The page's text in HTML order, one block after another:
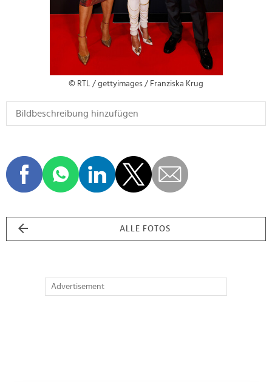
© RTL / gettyimages / Franziska Krug
ALLE FOTOS
Advertisement